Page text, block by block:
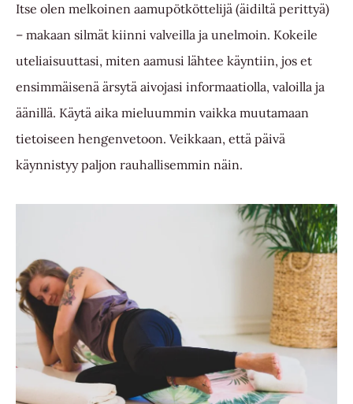
Itse olen melkoinen aamupötköttelijä (äidiltä perittyä)
– makaan silmät kiinni valveilla ja unelmoin. Kokeile
uteliaisuuttasi, miten aamusi lähtee käyntiin, jos et
ensimmäisenä ärsytä aivojasi informaatiolla, valoilla ja
äänillä. Käytä aika mieluummin vaikka muutamaan
tietoiseen hengenvetoon. Veikkaan, että päivä
käynnistyy paljon rauhallisemmin näin.